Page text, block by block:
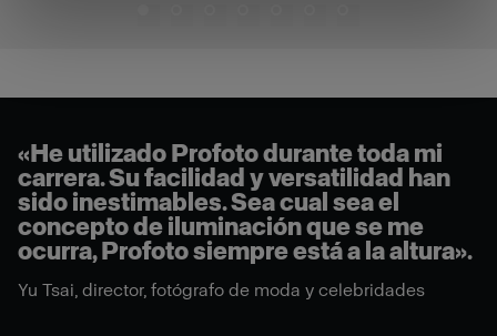
«He utilizado Profoto durante toda mi
carrera. Su facilidad y versatilidad han
sido inestimables. Sea cual sea el
concepto de iluminación que se me
ocurra, Profoto siempre está a la altura».
Yu Tsai, director, fotógrafo de moda y celebridades